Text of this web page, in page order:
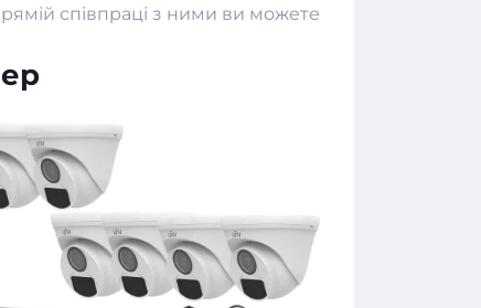
співпраці з ними ви можете